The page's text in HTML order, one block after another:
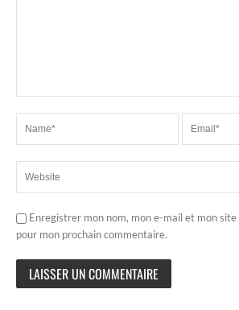
Enregistrer mon nom, mon e-mail et mon
pour mon prochain commentaire.